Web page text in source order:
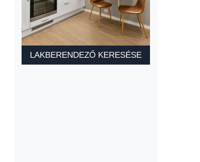
LAKBERENDEZŐ KERESÉSE